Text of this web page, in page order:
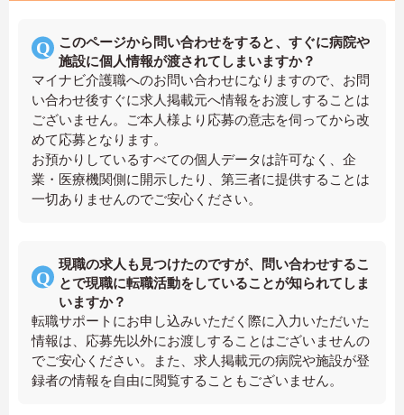
このページから問い合わせをすると、すぐに病院や
施設に個人情報が渡されてしまいますか？
マイナビ介護職へのお問い合わせになりますので、お問
い合わせ後すぐに求人掲載元へ情報をお渡しすることは
ございません。ご本人様より応募の意志を伺ってから改
めて応募となります。
お預かりしているすべての個人データは許可なく、企
業・医療機関側に開示したり、第三者に提供することは
一切ありませんのでご安心ください。
現職の求人も見つけたのですが、問い合わせするこ
とで現職に転職活動をしていることが知られてしま
いますか？
転職サポートにお申し込みいただく際に入力いただいた
情報は、応募先以外にお渡しすることはございませんの
でご安心ください。また、求人掲載元の病院や施設が登
録者の情報を自由に閲覧することもございません。